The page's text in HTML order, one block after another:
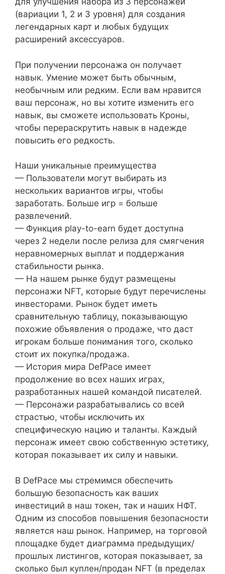
(вариации 1, 2 и 3 уровня) для создания
легендарных карт и любых будущих
расширений аксессуаров.
При получении персонажа он получает
навык. Умение может быть обычным,
необычным или редким. Если вам нравится
ваш персонаж, но вы хотите изменить его
навык, вы сможете использовать Кроны,
чтобы перераскрутить навык в надежде
повысить его редкость.
Наши уникальные преимущества
— Пользователи могут выбирать из
нескольких вариантов игры, чтобы
заработать. Больше игр = больше
развлечений.
— Функция play-to-earn будет доступна
через 2 недели после релиза для смягчения
неравномерных выплат и поддержания
стабильности рынка.
— На нашем рынке будут размещены
персонажи NFT, которые будут перечислены
инвесторами. Рынок будет иметь
сравнительную таблицу, показывающую
похожие объявления о продаже, что даст
игрокам больше понимания того, сколько
стоит их покупка/продажа.
— История мира DefPace имеет
продолжение во всех наших играх,
разработанных нашей командой писателей.
— Персонажи разрабатывались со всей
страстью, чтобы исключить их
специфическую нацию и таланты. Каждый
персонаж имеет свою собственную эстетику,
которая показывает их силу и навыки.
В DefPace мы стремимся обеспечить
большую безопасность как ваших
инвестиций в наш токен, так и наших НФТ.
Одним из способов повышения безопасности
является наш рынок. Например, на торговой
площадке будет диаграмма предыдущих/
прошлых листингов, которая показывает, за
сколько был куплен/продан NFT (в пределах